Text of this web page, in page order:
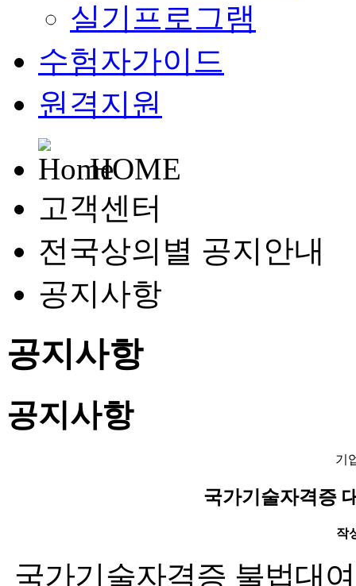
실기프로그램
수험자가이드
원격지원
HOME
고객센터
전국상의별 공지안내
공지사항
공지사항
공지사항
기
국가기술자격증
작
국가기술자격증 불법대